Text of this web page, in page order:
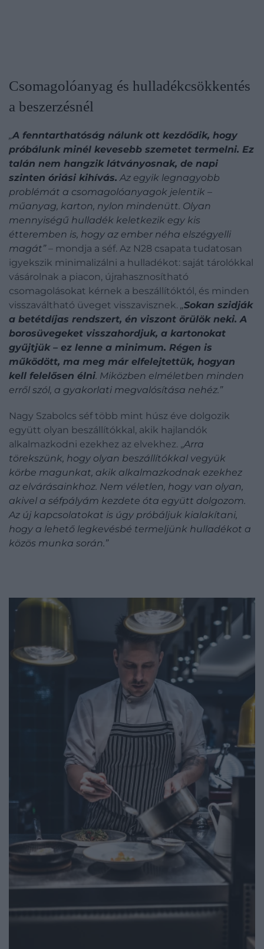
Csomagolóanyag és hulladékcsökkentés
a beszerzésnél
„A fenntarthatóság nálunk ott kezdődik, hogy
próbálunk minél kevesebb szemetet termelni. Ez
talán nem hangzik látványosnak, de napi
szinten óriási kihívás. Az egyik legnagyobb
problémát a csomagolóanyagok jelentik –
műanyag, karton, nylon mindenütt. Olyan
mennyiségű hulladék keletkezik egy kis
étteremben is, hogy az ember néha elszégyelli
magát”– mondja a séf. Az N28 csapata tudatosan
igyekszik minimalizálni a hulladékot: saját tárolókkal
vásárolnak a piacon, újrahasznosítható
csomagolásokat kérnek a beszállítóktól, és minden
visszaváltható üveget visszavisznek. „Sokan szidják
a betétdíjas rendszert, én viszont örülök neki. A
borosüvegeket visszahordjuk, a kartonokat
gyűjtjük – ez lenne a minimum. Régen is
működött, ma meg már elfelejtettük, hogyan
kell felelősen élni. Miközben elméletben minden
erről szól, a gyakorlati megvalósítása nehéz.”
Nagy Szabolcs séf több mint húsz éve dolgozik
együtt olyan beszállítókkal, akik hajlandók
alkalmazkodni ezekhez az elvekhez. „Arra
törekszünk, hogy olyan beszállítókkal vegyük
körbe magunkat, akik alkalmazkodnak ezekhez
az elvárásainkhoz. Nem véletlen, hogy van olyan,
akivel a séfpályám kezdete óta együtt dolgozom.
Az új kapcsolatokat is úgy próbáljuk kialakítani,
hogy a lehető legkevésbé termeljünk hulladékot a
közös munka során.”